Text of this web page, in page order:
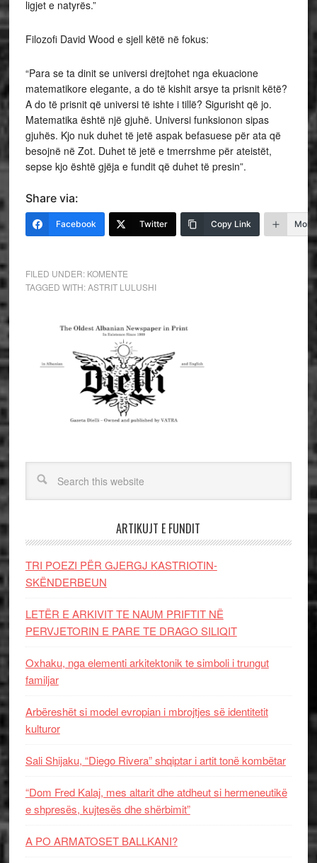
ligjet e natyrës.”
Filozofi David Wood e sjell këtë në fokus:
“Para se ta dinit se universi drejtohet nga ekuacione
matematikore elegante, a do të kishit arsye ta prisnit këtë?
A do të prisnit që universi të ishte i tillë? Sigurisht që jo.
Matematika është një gjuhë. Universi funksionon sipas
gjuhës. Kjo nuk duhet të jetë aspak befasuese për ata që
besojnë në Zot. Duhet të jetë e tmerrshme për ateistët,
sepse kjo është gjëja e fundit që duhet të presin”.
Share via:
Facebook Twitter Copy Link More
FILED UNDER: KOMENTE
TAGGED WITH:ASTRIT LULUSHI
ARTIKUJT E FUNDIT
TRI POEZI PËR GJERGJ KASTRIOTIN-
SKËNDERBEUN
LETËR E ARKIVIT TE NAUM PRIFTIT NË
PERVJETORIN E PARE TE DRAGO SILIQIT
Oxhaku, nga elementi arkitektonik te simboli i trungut
familjar
Arbëreshët si model evropian i mbrojtjes së identitetit
kulturor
Sali Shijaku, “Diego Rivera” shqiptar i artit tonë kombëtar
“Dom Fred Kalaj, mes altarit dhe atdheut si hermeneutikë
e shpresës, kujtesës dhe shërbimit”
A PO ARMATOSET BALLKANI?